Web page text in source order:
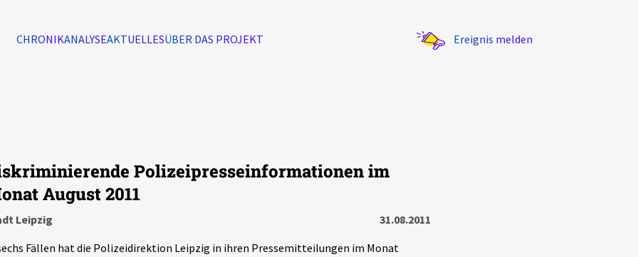
CHRONIKANALYSEAKTUELLESÜBER DAS PROJEKT Ereignis melden
Polizeipresseinformationen im
August 2011
Leipzig
31.08.2011
Fällen hat die Polizeidirektion Leipzig in ihren Pressemitteilungen im Monat
Ereignisse Statistik